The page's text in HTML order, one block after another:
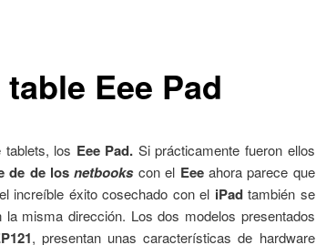
Eee Pad
los Eee Pad. Si prácticamente fueron ellos
de de losnetbookscon el Eeeahora parece que
increíble éxito cosechado con el iPadtambién se
misma dirección. Los dos modelos presentados
, presentan unas características de hardware